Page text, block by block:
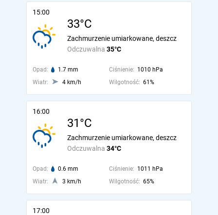
15:00
33°C
Odczuwalna 35°C
Zachmurzenie umiarkowane, deszcz
Opad: 1.7 mm Ciśnienie: 1010 hPa
Wiatr:
4 km/h Wilgotność: 61%
16:00
31°C
Odczuwalna 34°C
Zachmurzenie umiarkowane, deszcz
Opad: 0.6 mm Ciśnienie: 1011 hPa
Wiatr:
3 km/h Wilgotność: 65%
17:00